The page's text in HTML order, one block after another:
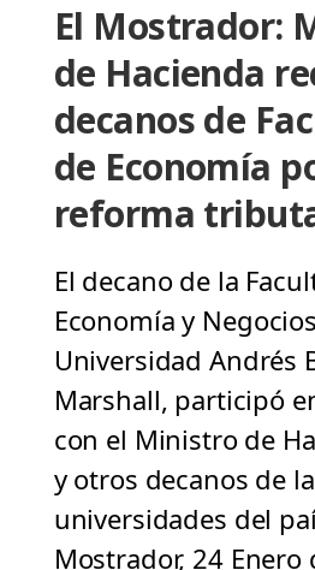
El Mostrador:
de Hacienda
decanos de
de Economía
reforma
El decano de la
Economía y
Universidad Andrés
Marshall, participó
con el Ministro de
y otros decanos de
universidades del
Mostrador, 24 Enero